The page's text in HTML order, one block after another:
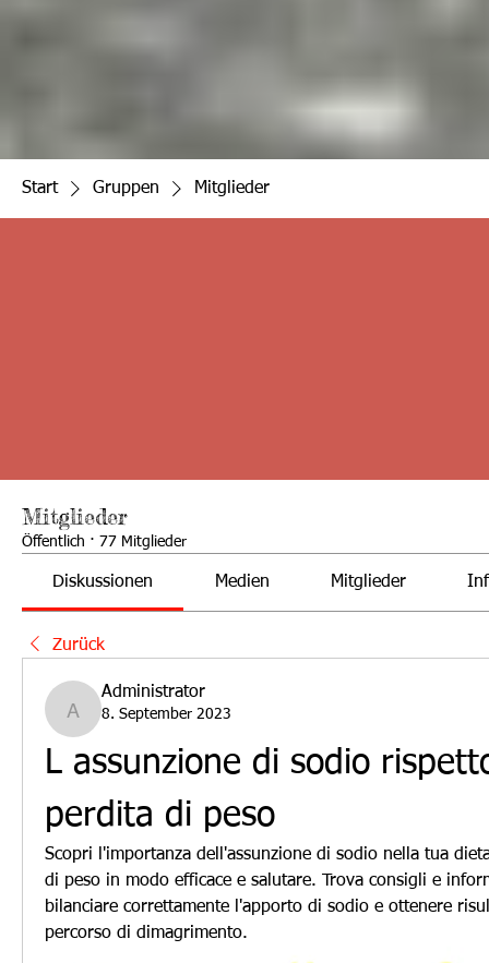
Start Gruppen Mitglieder
Mitglieder
Öffentlich · 77 Mitglieder
Diskussionen Medien Mitglieder
Zurück
Administrator
Administrator
8. September 2023
L assunzione di sodio
perdita di peso
Scopri l'importanza dell'assunzione di sodio nella tua
di peso in modo efficace e salutare. Trova consigli e
bilanciare correttamente l'apporto di sodio e ottenere
percorso di dimagrimento.